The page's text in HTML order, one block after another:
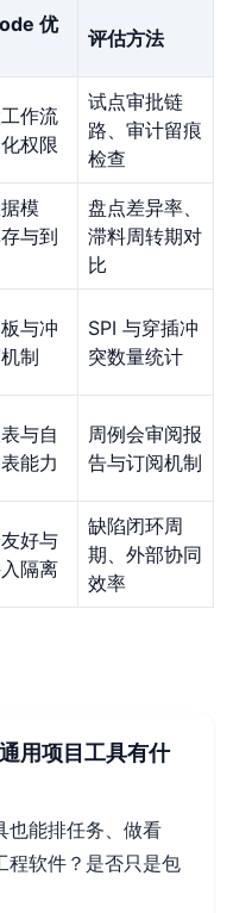
优
评估方法
作流
权限
试点审批链
路、审计留痕
检查
模
与到
盘点差异率、
滞料周转期对
比
与冲
制
SPI 与穿插冲
突数量统计
与自
能力
周例会审阅报
告与订阅机制
好与
隔离
缺陷闭环周
期、外部协同
效率
用项目工具有什
也能排任务、做看
程软件？是否只是包